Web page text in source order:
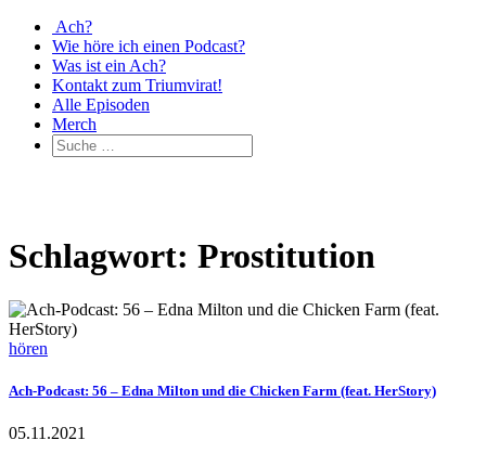
Ach?
Wie höre ich einen Podcast?
Was ist ein Ach?
Kontakt zum Triumvirat!
Alle Episoden
Merch
Schlagwort: Prostitution
hören
Ach-Podcast: 56 – Edna Milton und die Chicken Farm (feat. HerStory)
05.11.2021